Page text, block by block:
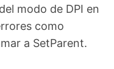
modo de DPI en
como
a SetParent.